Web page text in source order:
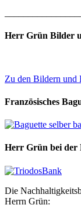
Herr Grün Bilder
Zu den Bildern und
Französisches
Herr Grün bei der
Die
Herrn Grün: